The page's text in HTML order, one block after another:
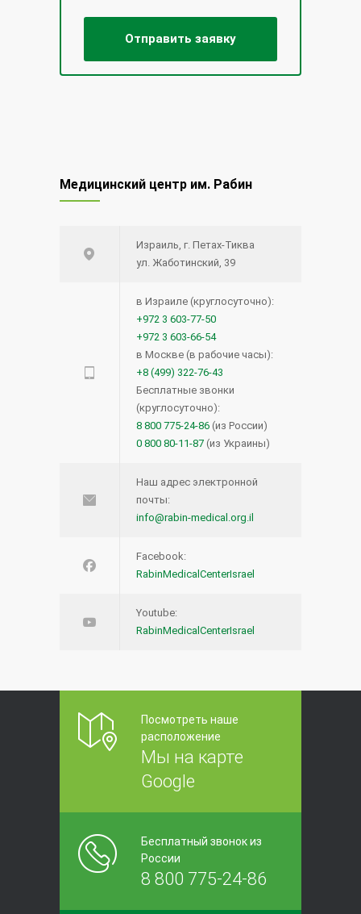
Медицинский центр им. Рабин
Израиль, г. Петах-Тиква
ул. Жаботинский, 39
в Израиле (круглосуточно):
+972 3 603-77-50
+972 3 603-66-54
в Москве (в рабочие часы):
+8 (499) 322-76-43
Бесплатные звонки
(круглосуточно):
8 800 775-24-86 (из России)
0 800 80-11-87 (из Украины)
Наш адрес электронной
почты:
info@rabin-medical.org.il
Facebook:
RabinMedicalCenterIsrael
Youtube:
RabinMedicalCenterIsrael
Посмотреть наше
расположение
Мы на карте
Google
Бесплатный звонок из
России
8 800 775-24-86